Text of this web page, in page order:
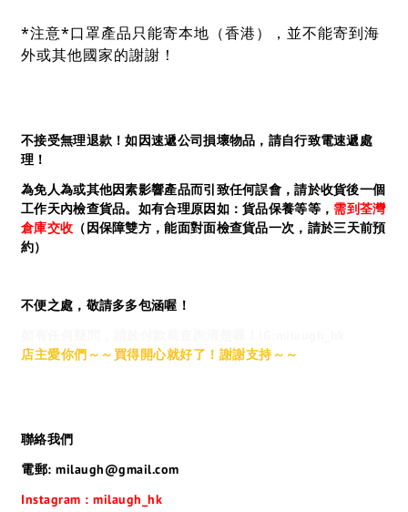
*注意*口罩產品只能寄本地（香港），並不能寄到海
外或其他國家的謝謝！
不接受無理退款！如因速遞公司損壞物品，請自行致電速遞處
理！
為免人為或其他因素影響產品而引致任何誤會，請於收貨後一個
工作天內檢查貨品。如有合理原因如：貨品保養等等， 需到荃灣
倉庫交收 （因保障雙方，能面對面檢查貨品一次，請於三天前預
約）
不便之處，敬請多多包涵喔！
店主愛你們～～買得開心就好了！謝謝支持～～
聯絡我們
電郵: milaugh@gmail.com
Instagram : milaugh_hk